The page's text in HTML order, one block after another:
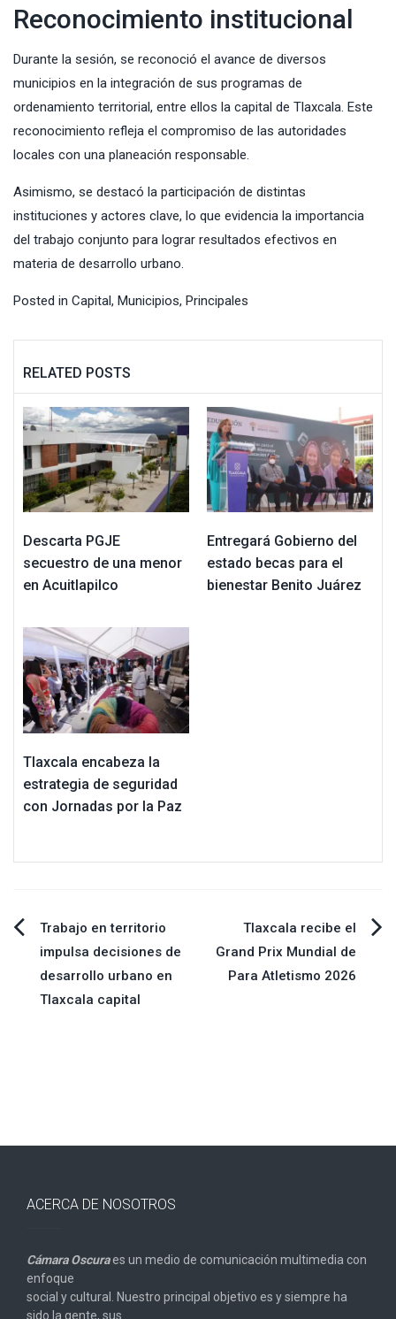
Reconocimiento institucional
Durante la sesión, se reconoció el avance de diversos
municipios en la integración de sus programas de
ordenamiento territorial, entre ellos la capital de Tlaxcala. Este
reconocimiento refleja el compromiso de las autoridades
locales con una planeación responsable.
Asimismo, se destacó la participación de distintas
instituciones y actores clave, lo que evidencia la importancia
del trabajo conjunto para lograr resultados efectivos en
materia de desarrollo urbano.
Posted in Capital, Municipios, Principales
RELATED POSTS
Descarta PGJE
secuestro de una menor
en Acuitlapilco
Entregará Gobierno del
estado becas para el
bienestar Benito Juárez
Tlaxcala encabeza la
estrategia de seguridad
con Jornadas por la Paz
Navegación
de
entradas
Trabajo en territorio
impulsa decisiones de
desarrollo urbano en
Tlaxcala capital
Tlaxcala recibe el
Grand Prix Mundial de
Para Atletismo 2026
ACERCA DE NOSOTROS
Cámara Oscuraes un medio de comunicación multimedia con
enfoque
social y cultural. Nuestro principal objetivo es y siempre ha
sido la gente, sus